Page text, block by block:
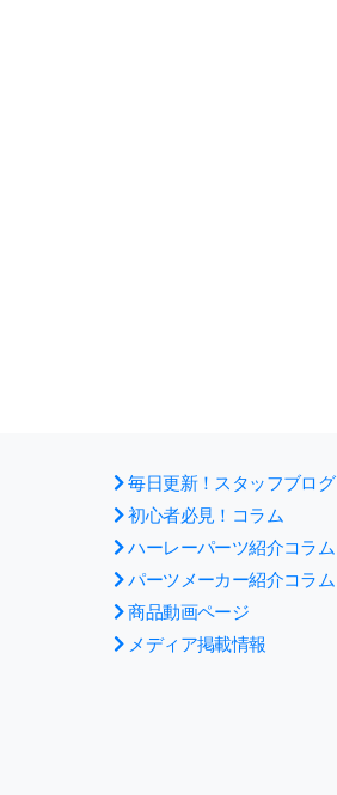
毎日更新！スタッフブログ
初心者必見！コラム
ハーレーパーツ紹介コラム
パーツメーカー紹介コラム
商品動画ページ
メディア掲載情報